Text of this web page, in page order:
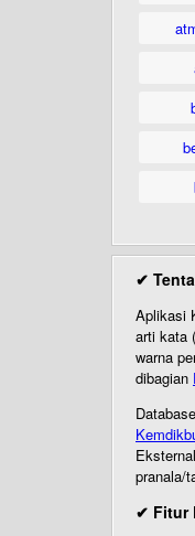
✔
Aplikasi
arti kata
warna
dibagian
pranala/
✔ Fitur